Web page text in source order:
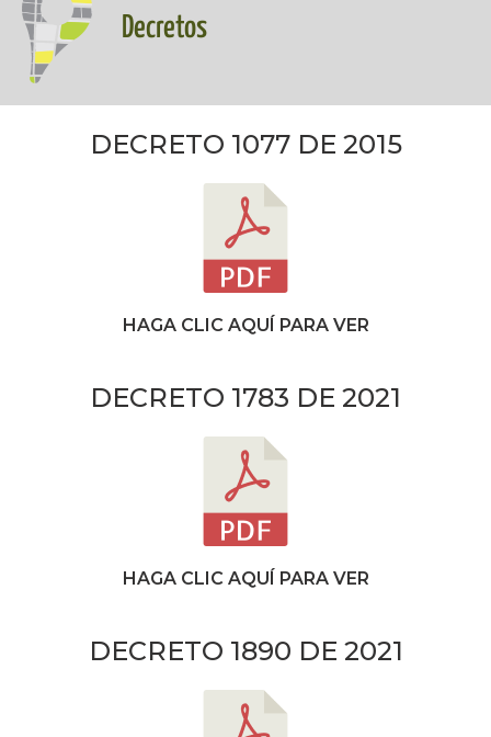
Decretos
DECRETO 1077 DE 2015
HAGA CLIC AQUÍ PARA VER
DECRETO 1783 DE 2021
HAGA CLIC AQUÍ PARA VER
DECRETO 1890 DE 2021